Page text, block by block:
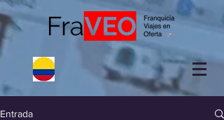
Entrada